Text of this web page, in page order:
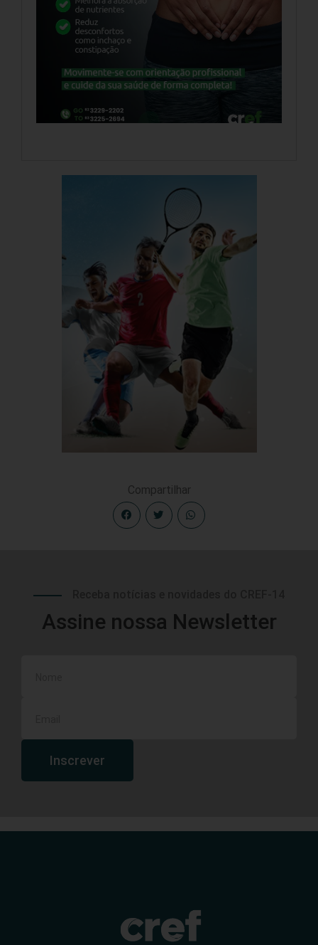
Compartilhar
Assine nossa Newsletter
Inscrever